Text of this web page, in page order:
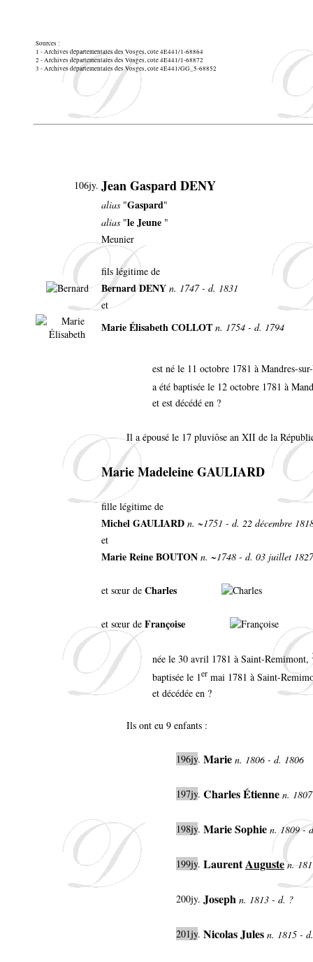
Sources :
1 - Archives départementales des Vosges, cote 4E441/1-68864
2 - Archives départementales des Vosges, cote 4E441/1-68872
3 - Archives départementales des Vosges, cote 4E441/GG_5-68852
106jy. Jean Gaspard DENY
alias "Gaspard"
alias "le Jeune "
Meunier
fils légitime de
Bernard DENY n. 1747 - d. 1831
et
Marie Élisabeth COLLOT n. 1754 - d. 1794
est né le 11 octobre 1781 à Mandres-
a été baptisée le 12 octobre 1781 à
et est décédé en ?
Il a épousé le 17 pluviôse an XII de la
Marie Madeleine GAULIARD
fille légitime de
Michel GAULIARD n. ~1751 - d. 22 décembre
et
Marie Reine BOUTON n. ~1748 - d. 03 juillet
et sœur de Charles
et sœur de Françoise
née le 30 avril 1781 à Saint-Remimont,
baptisée le 1er mai 1781 à Saint-
et décédée en ?
Ils ont eu 9 enfants :
196jy. Marie n. 1806 - d. 1806
197jy. Charles Étienne n.
198jy. Marie Sophie n. 1809 -
199jy. LaurentAuguste n.
200jy. Joseph n. 1813 - d. ?
201jy. Nicolas Jules n. 1815 -